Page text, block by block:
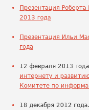
Презентация
2013 года
Презентация Ильи
года
12 февраля 2013
интернету и
Комитете по
18 декабря 2012 года.